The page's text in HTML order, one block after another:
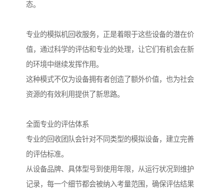
态。
专业的模拟机回收服务，正是着眼于这些设备的潜在价
值，通过科学的评估和专业的处理，让它们有机会在新
的环境中继续发挥作用。
这种模式不仅为设备拥有者创造了额外价值，也为社会
资源的有效利用提供了新思路。
全面专业的评估体系
专业的回收团队会针对不同类型的模拟设备，建立完善
的评估标准。
从设备品牌、具体型号到使用年限，从运行状况到维护
记录，每一个细节都会被纳入考量范围，确保评估结果